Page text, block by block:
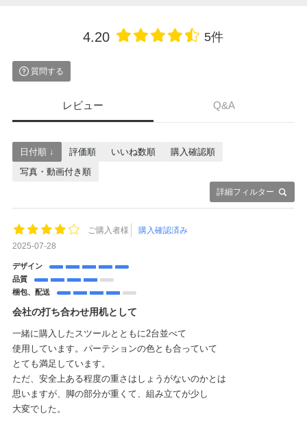
4.20 5件
質問する
レビュー Q&A
詳細フィルター
日付順 ↓ 評価順 いいね数順
購入確認順
写真・動画付き順
ご購入者様
購入確認済み
2025-07-28
デザイン
品質
梱包、配送
会社の打ち合わせ用机として
一緒に購入したスツールとともに2台並べて
使用しています。パーテションの色とも合っていて
とても満足しています。
ただ、安全上ある程度の重さはしょうがないのかとは
思いますが、脚の部分が重くて、組み立てが少し
大変でした。